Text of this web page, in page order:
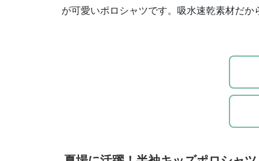
が可愛いポロシャツです。吸水速乾素材だか